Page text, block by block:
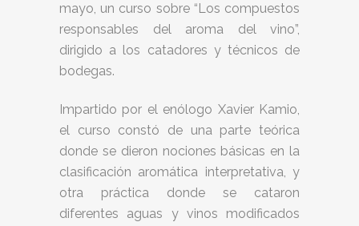
mayo, un curso sobre “Los compuestos
responsables del aroma del vino”,
dirigido a los catadores y técnicos de
bodegas.
Impartido por el enólogo Xavier Kamio,
el curso constó de una parte teórica
donde se dieron nociones básicas en la
clasificación aromática interpretativa, y
otra práctica donde se cataron
diferentes aguas y vinos modificados